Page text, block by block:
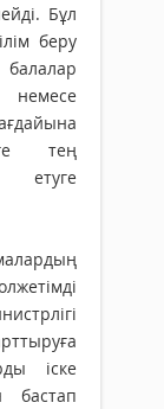
Бұл
беру
тең
етуге
іске